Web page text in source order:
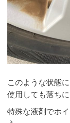
このような状態
使用しても落ちに
特殊な液剤でホ